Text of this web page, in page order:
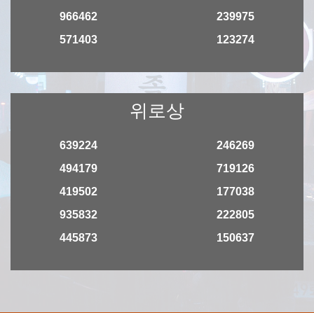
966462
571403
239975
123274
위로상
639224
494179
419502
935832
445873
246269
719126
177038
222805
150637